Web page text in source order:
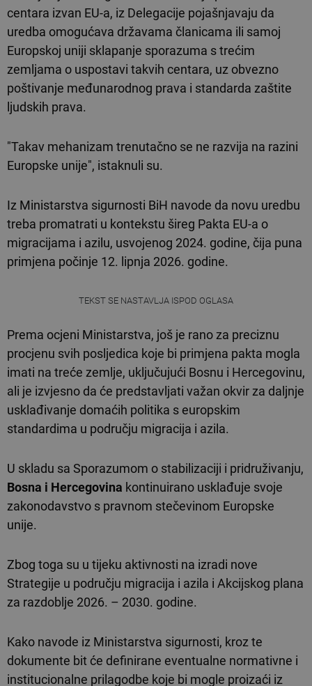
centara izvan EU-a, iz Delegacije pojašnjavaju da
uredba omogućava državama članicama ili samoj
Europskoj uniji sklapanje sporazuma s trećim
zemljama o uspostavi takvih centara, uz obvezno
poštivanje međunarodnog prava i standarda zaštite
ljudskih prava.
"Takav mehanizam trenutačno se ne razvija na razini
Europske unije", istaknuli su.
Iz Ministarstva sigurnosti BiH navode da novu uredbu
treba promatrati u kontekstu šireg Pakta EU-a o
migracijama i azilu, usvojenog 2024. godine, čija puna
primjena počinje 12. lipnja 2026. godine.
TEKST SE NASTAVLJA ISPOD OGLASA
Prema ocjeni Ministarstva, još je rano za preciznu
procjenu svih posljedica koje bi primjena pakta mogla
imati na treće zemlje, uključujući Bosnu i Hercegovinu,
ali je izvjesno da će predstavljati važan okvir za daljnje
usklađivanje domaćih politika s europskim
standardima u području migracija i azila.
U skladu sa Sporazumom o stabilizaciji i pridruživanju,
Bosna i Hercegovina kontinuirano usklađuje svoje
zakonodavstvo s pravnom stečevinom Europske
unije.
Zbog toga su u tijeku aktivnosti na izradi nove
Strategije u području migracija i azila i Akcijskog plana
za razdoblje 2026. – 2030. godine.
Kako navode iz Ministarstva sigurnosti, kroz te
dokumente bit će definirane eventualne normativne i
institucionalne prilagodbe koje bi mogle proizaći iz